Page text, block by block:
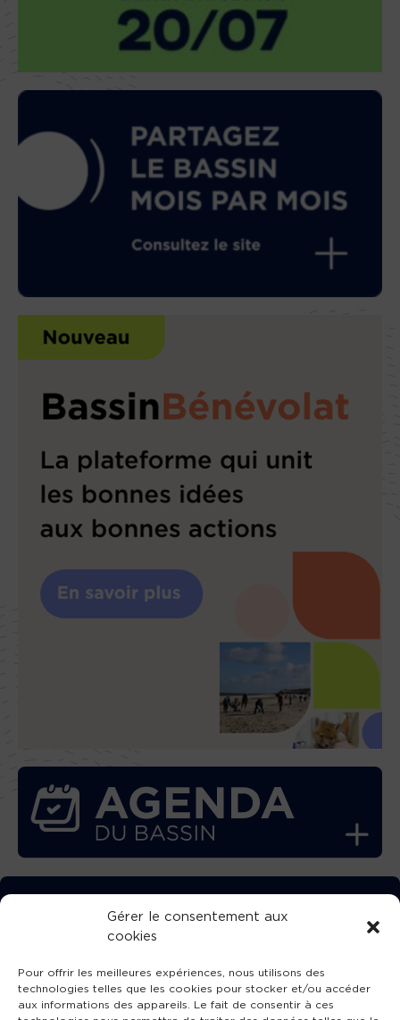
Gérer le consentement aux
cookies
Pour offrir les meilleures expériences, nous utilisons des
technologies telles que les cookies pour stocker et/ou accéder
aux informations des appareils. Le fait de consentir à ces
TÉLÉCHARGEZ GRATUITEMENT
L’APPLICATION TVBA !